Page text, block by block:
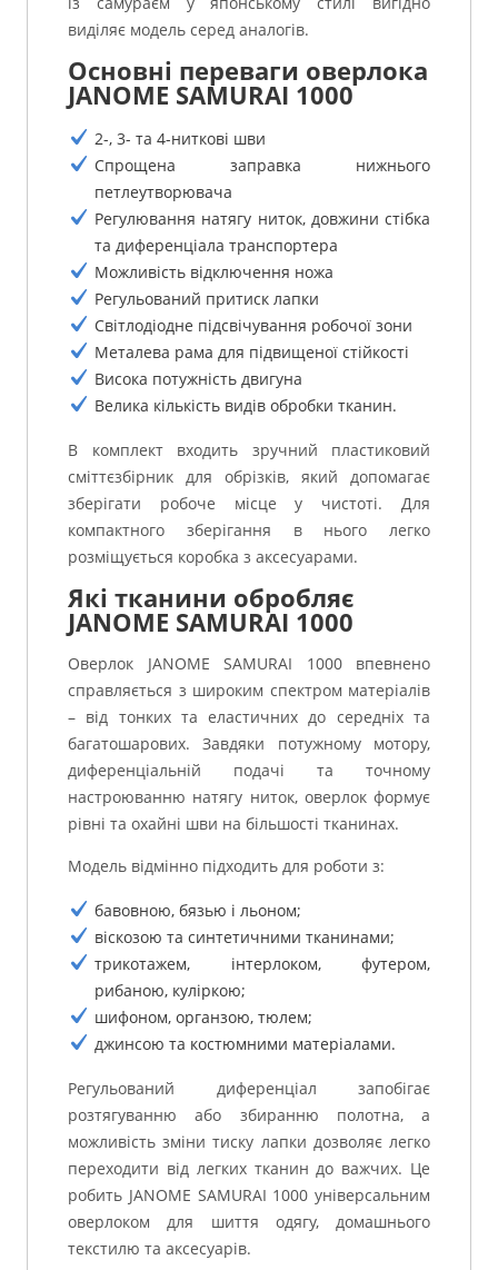
виділяє модель серед аналогів.
Основні переваги оверлока
JANOME SAMURAI 1000
2-, 3- та 4-ниткові шви
Спрощена заправка нижнього
петлеутворювача
Регулювання натягу ниток, довжини стібка
та диференціала транспортера
Можливість відключення ножа
Регульований притиск лапки
Світлодіодне підсвічування робочої зони
Металева рама для підвищеної стійкості
Висока потужність двигуна
Велика кількість видів обробки тканин.
В комплект входить зручний пластиковий
сміттєзбірник для обрізків, який допомагає
зберігати робоче місце у чистоті. Для
компактного зберігання в нього легко
розміщується коробка з аксесуарами.
Які тканини обробляє
JANOME SAMURAI 1000
Оверлок JANOME SAMURAI 1000 впевнено
справляється з широким спектром матеріалів
– від тонких та еластичних до середніх та
багатошарових. Завдяки потужному мотору,
диференціальній подачі та точному
настроюванню натягу ниток, оверлок формує
рівні та охайні шви на більшості тканинах.
Модель відмінно підходить для роботи з:
бавовною, бязью і льоном;
віскозою та синтетичними тканинами;
трикотажем, інтерлоком, футером,
рибаною, куліркою;
шифоном, органзою, тюлем;
джинсою та костюмними матеріалами.
Регульований диференціал запобігає
розтягуванню або збиранню полотна, а
можливість зміни тиску лапки дозволяє легко
переходити від легких тканин до важчих. Це
робить JANOME SAMURAI 1000 універсальним
оверлоком для шиття одягу, домашнього
текстилю та аксесуарів.